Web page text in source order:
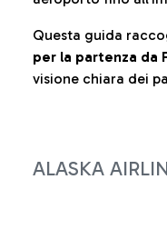
Questa guida
per la partenza da
visione chiara dei
ALASKA